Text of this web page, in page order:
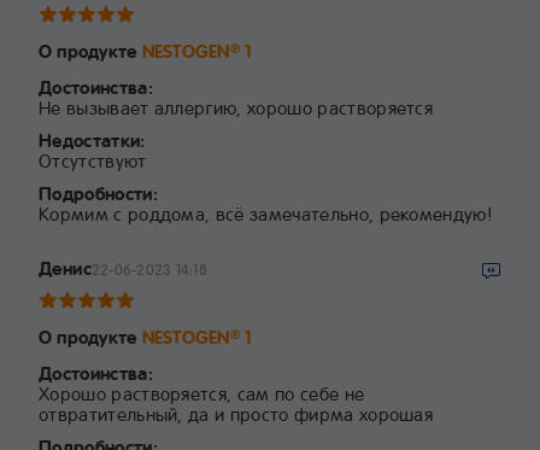
О продукте NESTOGEN®1
Достоинства:
Не вызывает аллергию, хорошо растворяется
Недостатки:
Отсутствуют
Подробности:
Кормим с роддома, всё замечательно, рекомендую!
Денис22-06-2023 14:18
О продукте NESTOGEN®1
Достоинства:
Хорошо растворяется, сам по себе не
отвратительный, да и просто фирма хорошая